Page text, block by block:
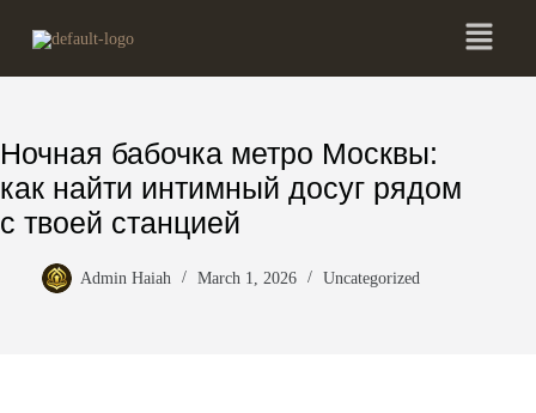
Ночная бабочка метро Москвы:
как найти интимный досуг рядом
с твоей станцией
Admin Haiah March 1, 2026 Uncategorized